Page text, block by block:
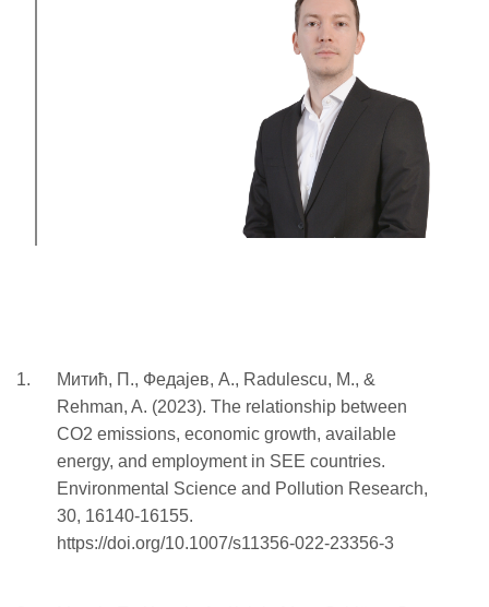
Митић, П., Федајев, A., Radulescu, M., &
Rehman, A. (2023). The relationship between
CO2 emissions, economic growth, available
energy, and employment in SEE countries.
Environmental Science and Pollution Research,
30, 16140-16155.
https://doi.org/10.1007/s11356-022-23356-3